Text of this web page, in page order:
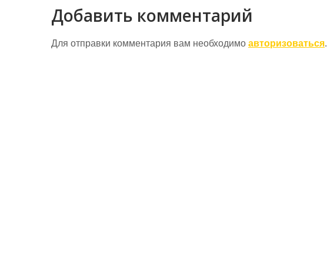
Добавить комментарий
Для отправки комментария вам необходимо авторизоваться.